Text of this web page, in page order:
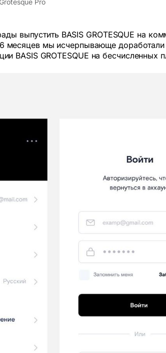
Pro
выпустить BASIS GROTESQUE на
месяцев мы исчерпывающе
BASIS GROTESQUE на бесчисленных